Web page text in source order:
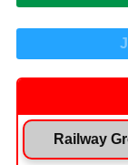
Railway